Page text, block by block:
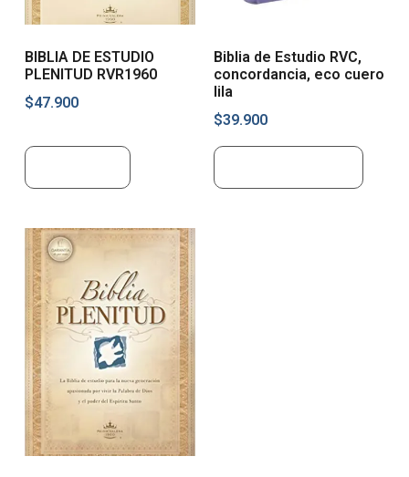
BIBLIA DE ESTUDIO
PLENITUD RVR1960
$47.900
Biblia de Estudio RVC,
concordancia, eco cuero
lila
$39.900